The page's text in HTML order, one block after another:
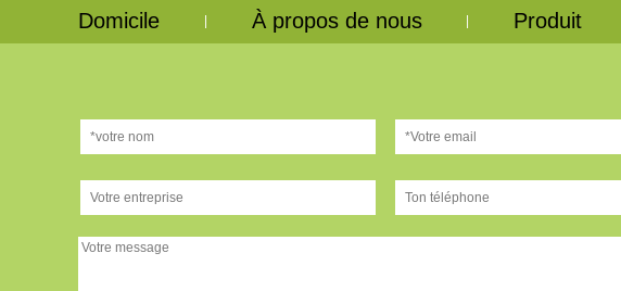
Domicile À propos de nous Produit